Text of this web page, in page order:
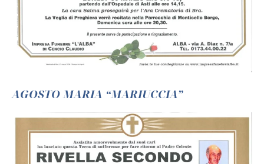
AGOSTO MARIA “MARIUCCIA”